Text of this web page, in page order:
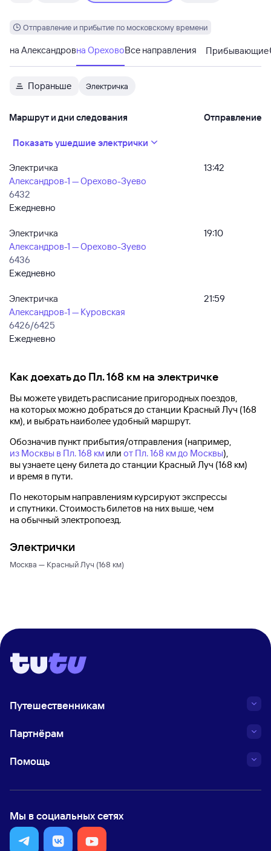
Отправление и прибытие по московскому времени
на Александровна ОреховоВсе направления Прибывающие
Пораньше Электричка
Маршрут и дни следования Отправление
Показать ушедшие электрички
Электричка
Александров-1 — Орехово-Зуево
6432
Ежедневно
13:42
Электричка
Александров-1 — Орехово-Зуево
6436
Ежедневно
19:10
Электричка
Александров-1 — Куровская
6426/6425
Ежедневно
21:59
Как доехать до Пл. 168 км на электричке
Вы можете увидеть расписание пригородных поездов,
на которых можно добраться до станции Красный Луч (168
км), и выбрать наиболее удобный маршрут.
Обозначив пункт прибытия/отправления (например,
из Москвы в Пл. 168 км или от Пл. 168 км до Москвы),
вы узнаете цену билета до станции Красный Луч (168 км)
и время в пути.
По некоторым направлениям курсируют экспрессы
и спутники. Стоимость билетов на них выше, чем
на обычный электропоезд.
Электрички
Москва — Красный Луч (168 км)
Путешественникам
Партнёрам
Помощь
Мы в социальных сетях